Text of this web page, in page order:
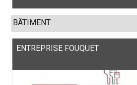
BÂTIMENT
ENTREPRISE FOUQUET